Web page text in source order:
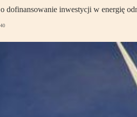
dofinansowanie inwestycji w energię